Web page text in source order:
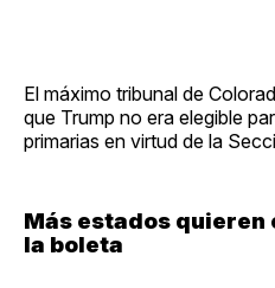
El máximo tribunal de
que Trump no era elegible
primarias en virtud de la
Más estados quieren
la boleta